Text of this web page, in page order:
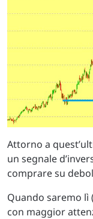
Attorno a
un segnale
comprare su
Quando saremo lì
con maggior